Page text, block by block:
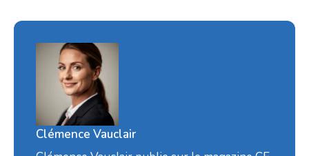
Clémence Vauclair